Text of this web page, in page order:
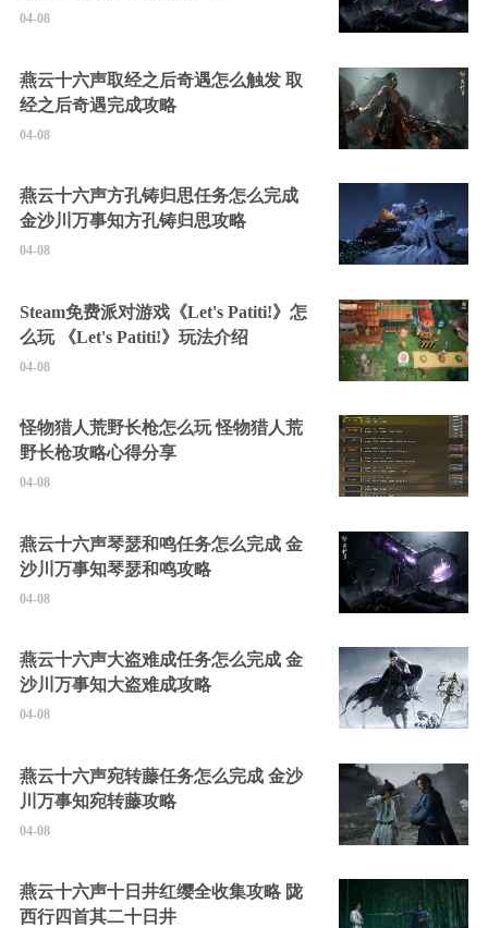
04-08
燕云十六声取经之后奇遇怎么触发 取
经之后奇遇完成攻略
04-08
燕云十六声方孔铸归思任务怎么完成
金沙川万事知方孔铸归思攻略
04-08
Steam免费派对游戏《Let's Patiti!》怎
么玩 《Let's Patiti!》玩法介绍
04-08
怪物猎人荒野长枪怎么玩 怪物猎人荒
野长枪攻略心得分享
04-08
燕云十六声琴瑟和鸣任务怎么完成 金
沙川万事知琴瑟和鸣攻略
04-08
燕云十六声大盗难成任务怎么完成 金
沙川万事知大盗难成攻略
04-08
燕云十六声宛转藤任务怎么完成 金沙
川万事知宛转藤攻略
04-08
燕云十六声十日井红缨全收集攻略 陇
西行四首其二十日井